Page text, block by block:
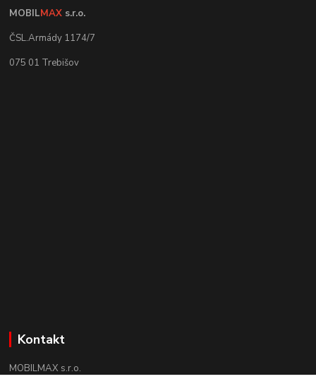
MOBILMAX s.r.o.
ČSL.Armády 1174/7
075 01 Trebišov
Kontakt
MOBILMAX s.r.o.